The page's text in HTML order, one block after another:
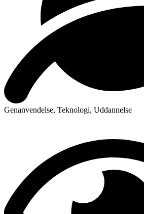
Genanvendelse, Teknologi, Uddannelse